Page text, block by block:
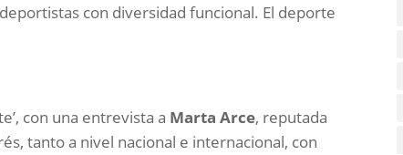
con diversidad funcional. El deporte
con una entrevista a Marta Arce, reputada
tanto a nivel nacional e internacional, con